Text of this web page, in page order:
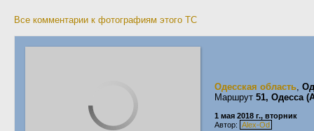
Все комментарии к фотографиям этого ТС
Одесская область,
Маршрут 51, Одесса
1 мая 2018 г., вторник
Автор: Alex-Od